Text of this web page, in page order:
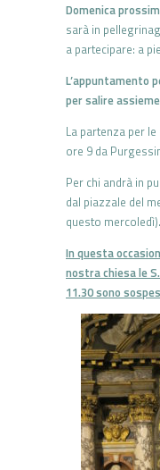
Domenica
sarà in
a partecipare: a
L’appuntamento
per salire
La partenza per
ore 9 da
Per chi andrà in
dal piazzale del
questo mercoledì).
In questa
nostra chiesa le
11.30 sono